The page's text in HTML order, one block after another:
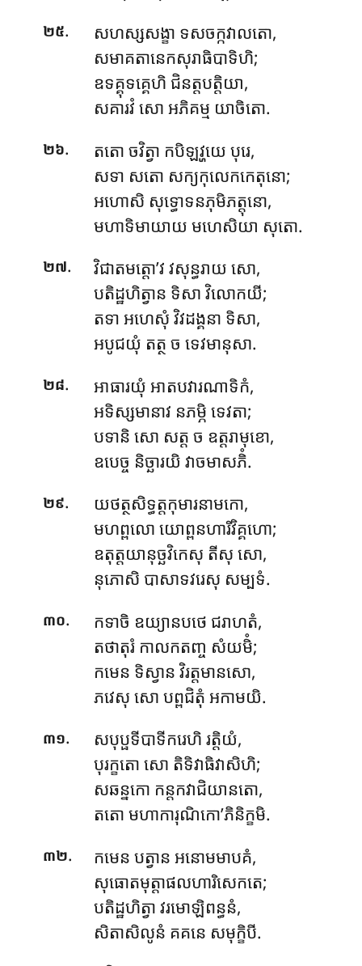
២៥.
សហស្សសង្ខា ទសចក្កវាលតោ,
សមាគតានេកសុរាធិបាទិហិ;
ឧទគ្គុទគ្គេហិ ជិនត្តបត្តិយា,
សគារវំ សោ អភិគម្ម យាចិតោ.
២៦.
តតោ ចវិត្វា កបិឡវ្ហយេ បុរេ,
សទា សតោ សក្យកុលេកកេតុនោ;
អហោសិ សុទ្ធោទនភុមិភត្តុនោ,
មហាទិមាយាយ មហេសិយា សុតោ.
២៧.
វិជាតមត្តោ’វ វសុន្ធរាយ សោ,
បតិដ្ឋហិត្វាន ទិសា វិលោកយី;
តទា អហេសុំ វិវដង្គនា ទិសា,
អបូជយុំ តត្ថ ច ទេវមានុសា.
២៨.
អាធារយុំ អាតបវារណាទិកំ,
អទិស្សមានាវ នភម្ភិ ទេវតា;
បទានិ សោ សត្ត ច ឧត្តរាមុខោ,
ឧបេច្ច និច្ឆារយិ វាចមាសភិំ.
២៩.
យថត្ថសិទ្ធត្តកុមារនាមកោ,
មហព្ពលោ យោព្ពនហារិវិគ្គហោ;
ឧតុត្តយានុច្ឆវិកេសុ តីសុ សោ,
នុភោសិ បាសាទវរេសុ សម្បទំ.
៣០.
កទាចិ ឧយ្យានបថេ ជរាហតំ,
តថាតុរំ កាលកតញ្ច សំយមិំ;
កមេន ទិស្វាន វិរត្តមានសោ,
ភវេសុ សោ បព្ពជិតុំ អកាមយិ.
៣១.
សបុប្ផទីបាទីករេហិ រត្តិយំ,
បុរក្ខតោ សោ តិទិវាធិវាសិហិ;
សឆន្នកោ កន្តកវាជិយានតោ,
តតោ មហាការុណិកោ’ភិនិក្ខមិ.
៣២.
កមេន បត្វាន អនោមមាបគំ,
សុធោតមុត្តាផលហារិសេកតេ;
បតិដ្ឋហិត្វា វរមោឡិពន្ធនំ,
សិតាសិលូនំ គគនេ សមុក្ខិបី.